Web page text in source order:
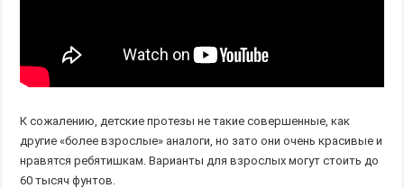
К сожалению, детские протезы не такие совершенные, как
другие «более взрослые» аналоги, но зато они очень красивые и
нравятся ребятишкам. Варианты для взрослых могут стоить до
60 тысяч фунтов.